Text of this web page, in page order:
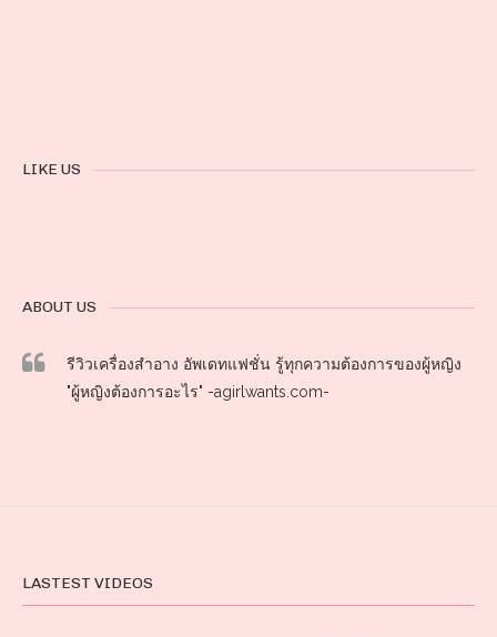
LIKE US
ABOUT US
รีวิวเครื่องสำอาง อัพเดทแฟชั่น รู้ทุกความต้องการของผู้หญิง
"ผู้หญิงต้องการอะไร" -agirlwants.com-
LASTEST VIDEOS